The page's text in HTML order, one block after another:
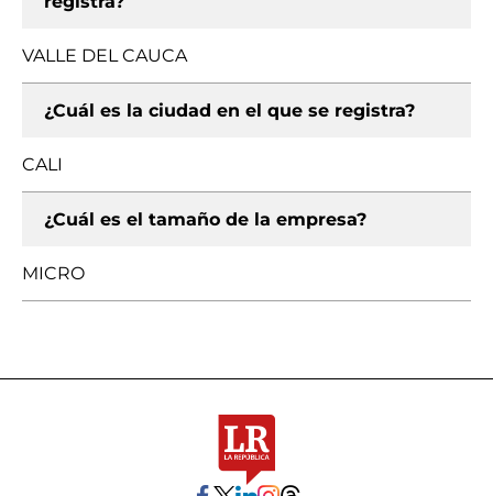
VALLE DEL CAUCA
¿Cuál es la ciudad en el que se registra?
CALI
¿Cuál es el tamaño de la empresa?
MICRO